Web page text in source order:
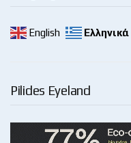
English Ελληνικά
Pilides Eyeland